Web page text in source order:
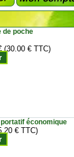
de poche
(30.00 € TTC)
économique
€ TTC)